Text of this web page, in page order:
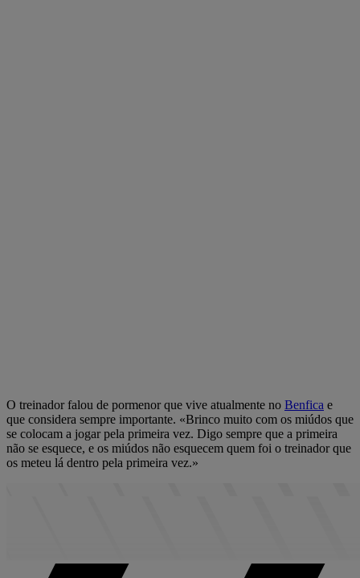
O treinador falou de pormenor que vive atualmente no Benfica e
que considera sempre importante. «Brinco muito com os miúdos que
se colocam a jogar pela primeira vez. Digo sempre que a primeira
não se esquece, e os miúdos não esquecem quem foi o treinador que
os meteu lá dentro pela primeira vez.»